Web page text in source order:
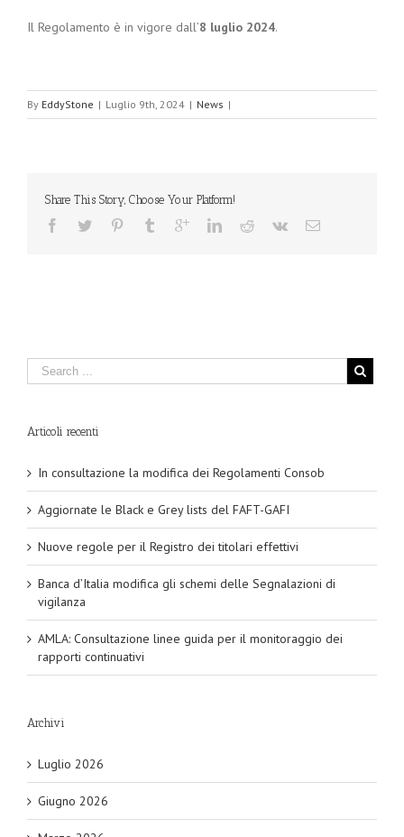
Il Regolamento è in vigore dall’8 luglio 2024.
By EddyStone | Luglio 9th, 2024 | News |
Share This Story, Choose Your Platform!
Articoli recenti
In consultazione la modifica dei Regolamenti Consob
Aggiornate le Black e Grey lists del FAFT-GAFI
Nuove regole per il Registro dei titolari effettivi
Banca d’Italia modifica gli schemi delle Segnalazioni di
vigilanza
AMLA: Consultazione linee guida per il monitoraggio dei
rapporti continuativi
Archivi
Luglio 2026
Giugno 2026